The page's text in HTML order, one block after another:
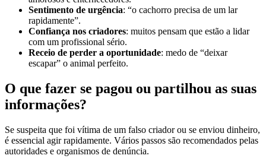
Sentimento de urgência: “o cachorro precisa de um lar
rapidamente”.
Confiança nos criadores: muitos pensam que estão a lidar
com um profissional sério.
Receio de perder a oportunidade: medo de “deixar
escapar” o animal perfeito.
O que fazer se pagou ou partilhou as suas
informações?
Se suspeita que foi vítima de um falso criador ou se enviou dinheiro,
é essencial agir rapidamente. Vários passos são recomendados pelas
autoridades e organismos de denúncia.